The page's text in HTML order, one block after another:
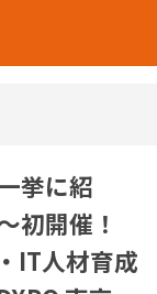
挙に紹
初開催！
IT人材育成